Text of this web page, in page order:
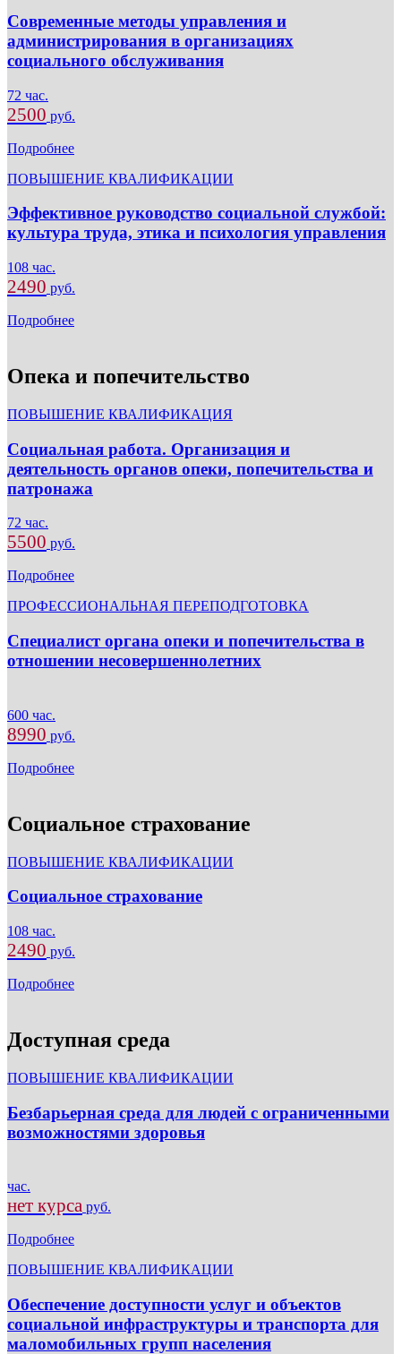
Современные методы управления и
администрирования в организациях
социального обслуживания
72 час.
2500 руб.
Подробнее
ПОВЫШЕНИЕ КВАЛИФИКАЦИИ
Эффективное руководство социальной службой:
культура труда, этика и психология управления
108 час.
2490 руб.
Подробнее
Опека и попечительство
ПОВЫШЕНИЕ КВАЛИФИКАЦИЯ
Социальная работа. Организация и
деятельность органов опеки, попечительства и
патронажа
72 час.
5500 руб.
Подробнее
ПРОФЕССИОНАЛЬНАЯ ПЕРЕПОДГОТОВКА
Специалист органа опеки и попечительства в
отношении несовершеннолетних
600 час.
8990 руб.
Подробнее
Социальное страхование
ПОВЫШЕНИЕ КВАЛИФИКАЦИИ
Социальное страхование
108 час.
2490 руб.
Подробнее
Доступная среда
ПОВЫШЕНИЕ КВАЛИФИКАЦИИ
Безбарьерная среда для людей с ограниченными
возможностями здоровья
час.
нет курса руб.
Подробнее
ПОВЫШЕНИЕ КВАЛИФИКАЦИИ
Обеспечение доступности услуг и объектов
социальной инфраструктуры и транспорта для
маломобильных групп населения